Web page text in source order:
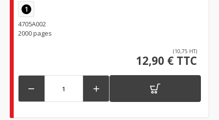
1
4705A002
2000 pages
(10,75 HT)
12,90 € TTC
 